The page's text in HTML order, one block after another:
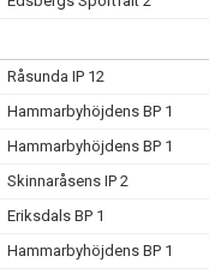
Råsunda IP 12
Hammarbyhöjdens BP 1
Hammarbyhöjdens BP 1
Skinnaråsens IP 2
Eriksdals BP 1
Hammarbyhöjdens BP 1